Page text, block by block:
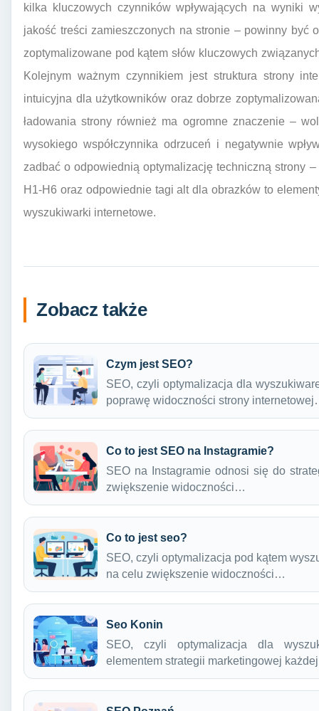
kilka kluczowych czynników wpływających na wyniki
jakość treści zamieszczonych na stronie – powinny być
zoptymalizowane pod kątem słów kluczowych
Kolejnym ważnym czynnikiem jest struktura strony
intuicyjna dla użytkowników oraz dobrze
ładowania strony również ma ogromne znaczenie –
wysokiego współczynnika odrzuceń i negatywnie
zadbać o odpowiednią optymalizację techniczną strony
H1-H6 oraz odpowiednie tagi alt dla obrazków to
wyszukiwarki internetowe.
Zobacz także
Czym jest SEO?
SEO, czyli optymalizacja dla
poprawę widoczności strony
Co to jest SEO na Instagramie?
SEO na Instagramie odnosi się do
zwiększenie widoczności…
Co to jest seo?
SEO, czyli optymalizacja pod kątem
na celu zwiększenie widoczności…
Seo Konin
SEO, czyli optymalizacja dla
elementem strategii marketingowej